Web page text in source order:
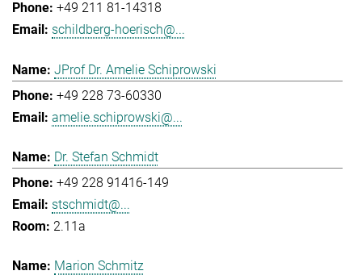
+49 211 81-14318
schildberg-hoerisch@...
JProf Dr. Amelie Schiprowski
+49 228 73-60330
amelie.schiprowski@...
Dr. Stefan Schmidt
+49 228 91416-149
stschmidt@...
2.11a
Marion Schmitz